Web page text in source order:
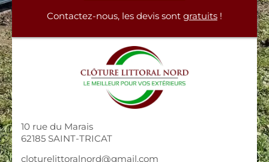
Contactez-nous, les devis sont gratuits !
10 rue du Marais
62185 SAINT-TRICAT
cloturelittoralnord@gmail.com